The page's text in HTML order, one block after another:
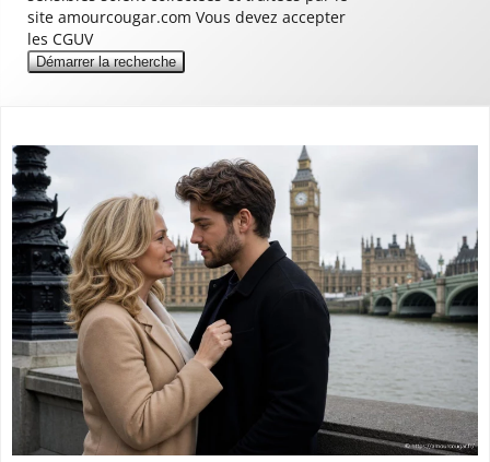
site amourcougar.com Vous devez accepter
les CGUV
Démarrer la recherche